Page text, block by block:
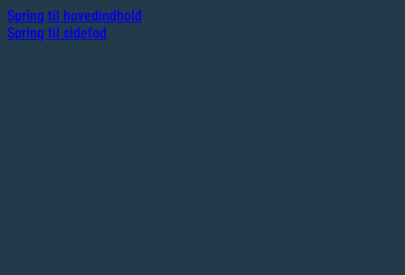
Spring til hovedindhold
Spring til sidefod